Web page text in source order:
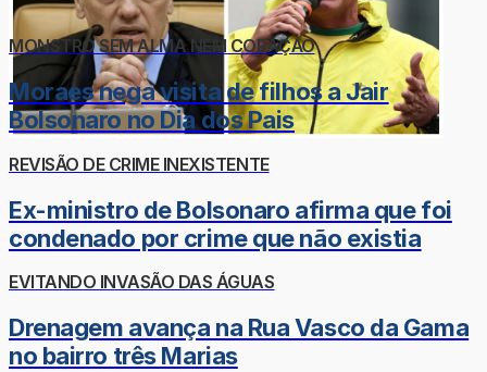
MONSTRO SEM ALMA NEM CORAÇÃO
Moraes nega visita de filhos a Jair
Bolsonaro no Dia dos Pais
REVISÃO DE CRIME INEXISTENTE
Ex-ministro de Bolsonaro afirma que foi
condenado por crime que não existia
EVITANDO INVASÃO DAS ÁGUAS
Drenagem avança na Rua Vasco da Gama
no bairro três Marias